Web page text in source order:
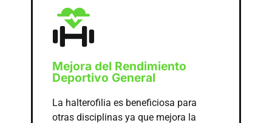
Mejora del Rendimiento
Deportivo General
La halterofilia es beneficiosa para
otras disciplinas ya que mejora la